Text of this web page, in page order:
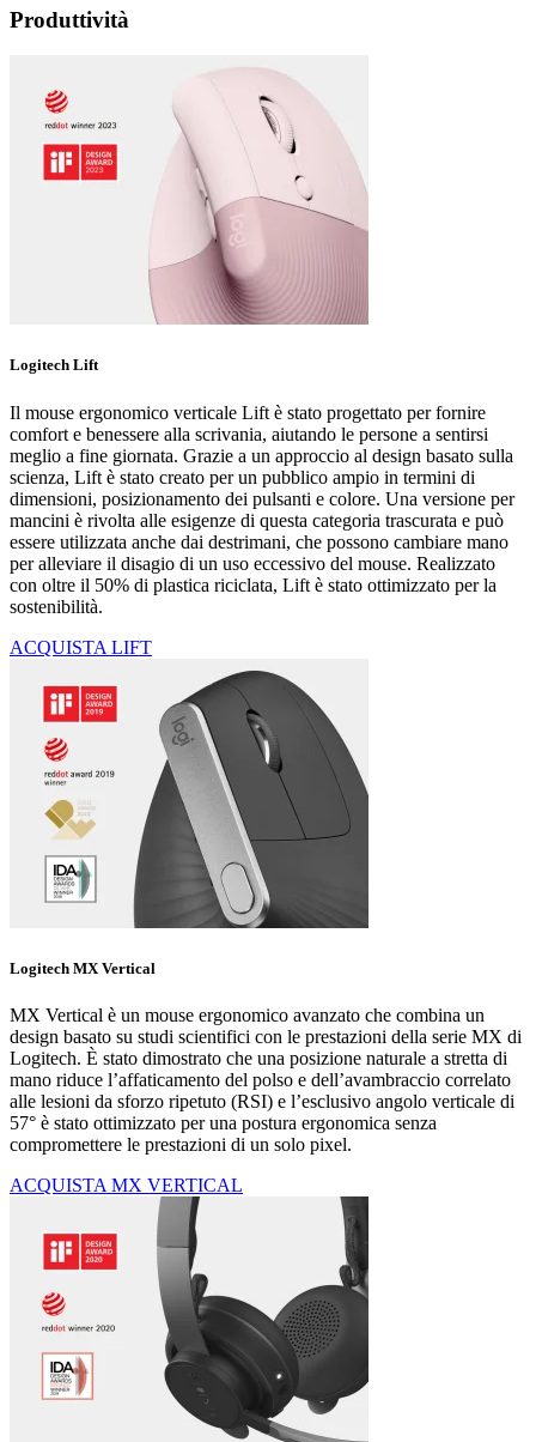
Produttività
Logitech Lift
Il mouse ergonomico verticale Lift è stato progettato per fornire
comfort e benessere alla scrivania, aiutando le persone a sentirsi
meglio a fine giornata. Grazie a un approccio al design basato sulla
scienza, Lift è stato creato per un pubblico ampio in termini di
dimensioni, posizionamento dei pulsanti e colore. Una versione per
mancini è rivolta alle esigenze di questa categoria trascurata e può
essere utilizzata anche dai destrimani, che possono cambiare mano
per alleviare il disagio di un uso eccessivo del mouse. Realizzato
con oltre il 50% di plastica riciclata, Lift è stato ottimizzato per la
sostenibilità.
ACQUISTA LIFT
Logitech MX Vertical
MX Vertical è un mouse ergonomico avanzato che combina un
design basato su studi scientifici con le prestazioni della serie MX di
Logitech. È stato dimostrato che una posizione naturale a stretta di
mano riduce l’affaticamento del polso e dell’avambraccio correlato
alle lesioni da sforzo ripetuto (RSI) e l’esclusivo angolo verticale di
57° è stato ottimizzato per una postura ergonomica senza
compromettere le prestazioni di un solo pixel.
ACQUISTA MX VERTICAL